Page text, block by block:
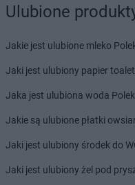
Ulubione
Jakie jest ulubione mleko
Jaki jest ulubiony papier
Jaka jest ulubiona woda
Jakie są ulubione płatki
Jaki jest ulubiony środek do
Jaki jest ulubiony żel pod